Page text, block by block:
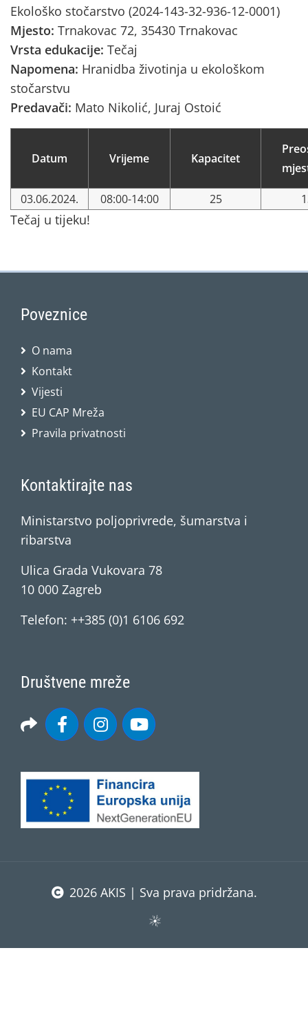
Ekološko stočarstvo (2024-143-32-936-12-0001)
Mjesto: Trnakovac 72, 35430 Trnakovac
Vrsta edukacije: Tečaj
Napomena: Hranidba životinja u ekološkom
stočarstvu
Predavači: Mato Nikolić, Juraj Ostoić
Datum Vrijeme Kapacitet
03.06.2024. 08:00-14:00 25
Tečaj u tijeku!
Poveznice
O nama
Kontakt
Vijesti
EU CAP Mreža
Pravila privatnosti
Kontaktirajte nas
Ministarstvo poljoprivrede, šumarstva i
ribarstva
Ulica Grada Vukovara 78
10 000 Zagreb
Telefon: ++385 (0)1 6106 692
Društvene mreže
2026 AKIS | Sva prava pridržana.